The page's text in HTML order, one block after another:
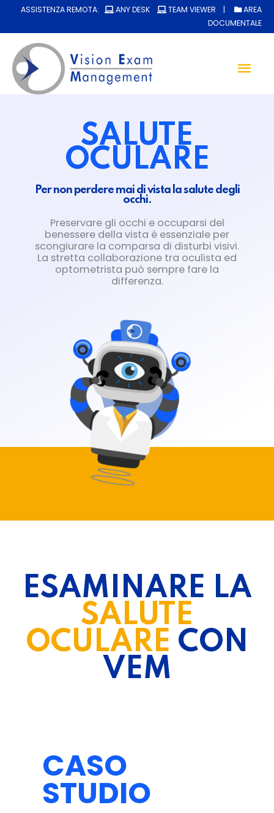
ASSISTENZA REMOTA: ANY DESK TEAM VIEWER |
AREA
DOCUMENTALE
SALUTE
OCULARE
Per non perdere mai di vista la salute degli
occhi.
Preservare gli occhi e occuparsi del
benessere della vista è essenziale per
scongiurare la comparsa di disturbi visivi.
La stretta collaborazione tra oculista ed
optometrista può sempre fare la
differenza.
ESAMINARE LA
SALUTE
OCULARE CON
VEM
CASO
STUDIO